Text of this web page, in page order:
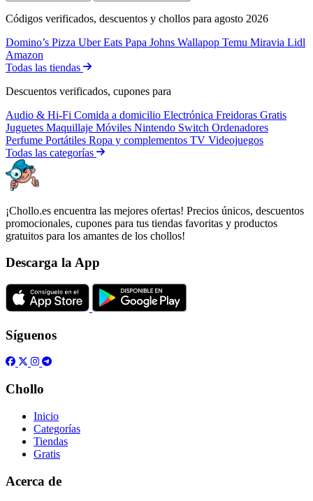
Códigos verificados, descuentos y chollos para agosto 2026
Domino’s Pizza Uber Eats Papa Johns Wallapop Temu Miravia Lidl
Amazon
Todas las tiendas
Descuentos verificados, cupones para
Audio & Hi-Fi Comida a domicilio Electrónica Freidoras Gratis
Juguetes Maquillaje Móviles Nintendo Switch Ordenadores
Perfume Portátiles Ropa y complementos TV Videojuegos
Todas las categorías
¡Chollo.es encuentra las mejores ofertas! Precios únicos, descuentos
promocionales, cupones para tus tiendas favoritas y productos
gratuitos para los amantes de los chollos!
Descarga la App
Síguenos
Chollo
Inicio
Categorías
Tiendas
Gratis
Acerca de